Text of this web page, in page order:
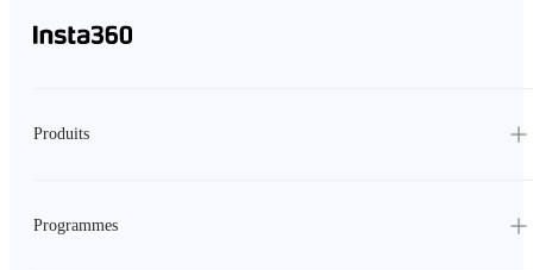
Produits
Programmes